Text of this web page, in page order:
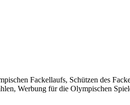
Fackellaufs, Schützen des
Werbung für die Olympischen